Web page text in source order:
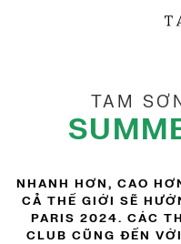
TAM
NHANH HƠN, CAO
CẢ THẾ GIỚI SẼ
PARIS 2024. CÁC
CLUB CŨNG ĐẾN